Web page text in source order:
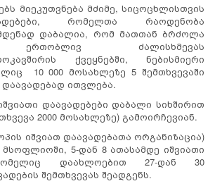
მიეკუთვნება მძიმე, სიცოცხლისთვის
რომელთა რაოდენობა
დაბალია, რომ მათთან ბრძოლა
ერთობლივ ძალისხმევას
ქვეყნებში, ნებისმიერი
10 000 მოსახლეზე 5 შემთხვევაში
დაავადებად ითვლება.
დაავადებები დაბალი სიხშირით
2000 მოსახლეზე) გამოირჩევიან.
იშვიათ დაავადებათა ორგანიზაცია)
5-დან 8 ათასამდე იშვიათი
დაახლოებით 27-დან 30
შემთხვევას შეადგენს.